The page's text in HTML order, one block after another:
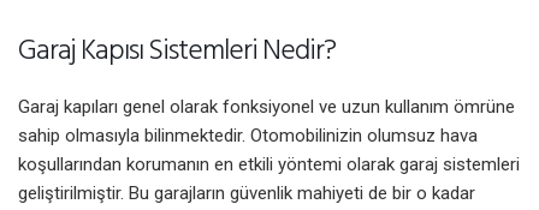
Garaj Kapısı Sistemleri Nedir?
Garaj kapıları genel olarak fonksiyonel ve uzun kullanım ömrüne
sahip olmasıyla bilinmektedir. Otomobilinizin olumsuz hava
koşullarından korumanın en etkili yöntemi olarak garaj sistemleri
geliştirilmiştir. Bu garajların güvenlik mahiyeti de bir o kadar